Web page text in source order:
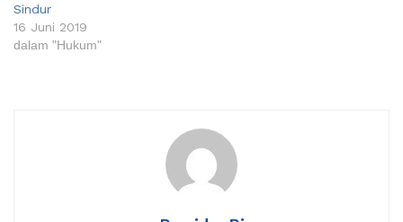
Sindur
16 Juni 2019
dalam "Hukum"